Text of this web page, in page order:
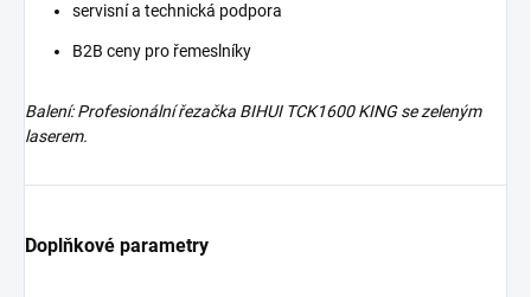
servisní a technická podpora
B2B ceny pro řemeslníky
Balení: Profesionální řezačka BIHUI TCK1600 KING se zeleným
laserem.
Doplňkové parametry